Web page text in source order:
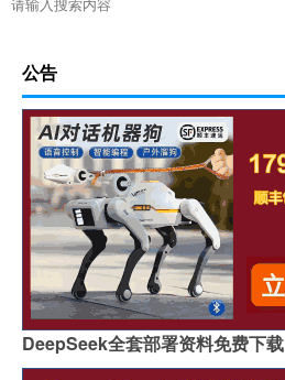
公告
DeepSeek全套部署资料免费下载